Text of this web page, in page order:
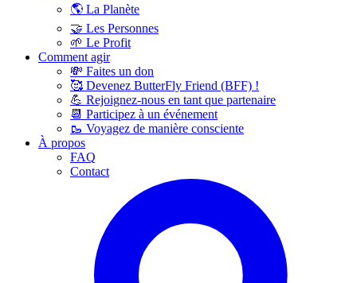
🌎 La Planète
🤝 Les Personnes
🌱 Le Profit
Comment agir
💸 Faites un don
🥰 Devenez ButterFly Friend (BFF) !
💪 Rejoignez-nous en tant que partenaire
📆 Participez à un événement
🥾 Voyagez de manière consciente
À propos
FAQ
Contact